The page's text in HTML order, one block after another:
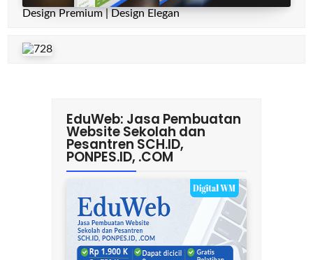
Design Premium | Design Elegan
EduWeb: Jasa Pembuatan
Website Sekolah dan
Pesantren SCH.ID,
PONPES.ID, .COM